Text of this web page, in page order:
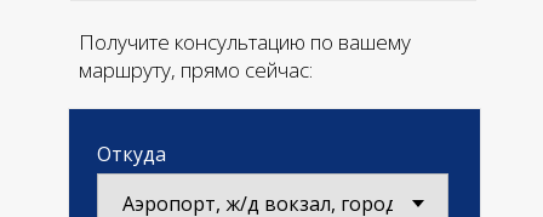
Откуда
Получите консультацию по вашему
маршруту, прямо сейчас: